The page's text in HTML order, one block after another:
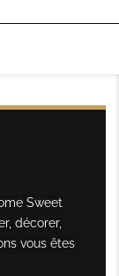
Sweet
décorer,
vous êtes